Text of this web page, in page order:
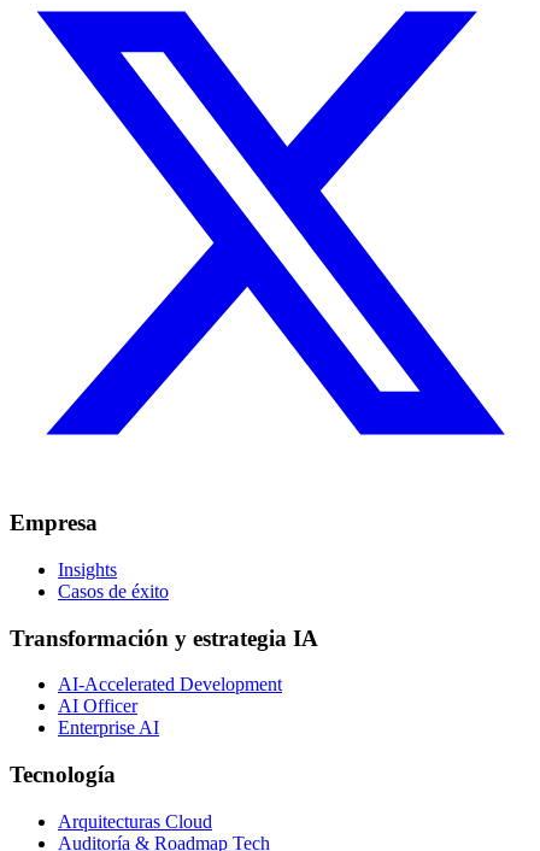
Empresa
Insights
Casos de éxito
Transformación y estrategia IA
AI-Accelerated Development
AI Officer
Enterprise AI
Tecnología
Arquitecturas Cloud
Auditoría & Roadmap Tech